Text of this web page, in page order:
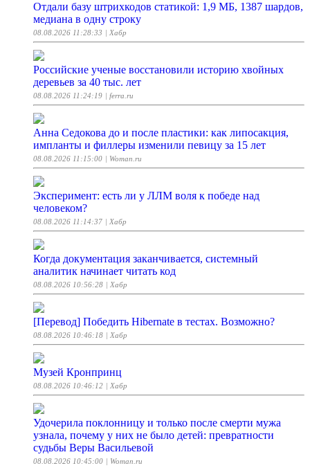
Отдали базу штрихкодов статикой: 1,9 МБ, 1387 шардов,
медиана в одну строку
08.08.2026 11:28:33 | Хабр
Российские ученые восстановили историю хвойных
деревьев за 40 тыс. лет
08.08.2026 11:24:19 | ferra.ru
Анна Седокова до и после пластики: как липосакция,
импланты и филлеры изменили певицу за 15 лет
08.08.2026 11:15:00 | Woman.ru
Эксперимент: есть ли у ЛЛМ воля к победе над
человеком?
08.08.2026 11:14:37 | Хабр
Когда документация заканчивается, системный
аналитик начинает читать код
08.08.2026 10:56:28 | Хабр
[Перевод] Победить Hibernate в тестах. Возможно?
08.08.2026 10:46:18 | Хабр
Музей Кронпринц
08.08.2026 10:46:12 | Хабр
Удочерила поклонницу и только после смерти мужа
узнала, почему у них не было детей: превратности
судьбы Веры Васильевой
08.08.2026 10:45:00 | Woman.ru